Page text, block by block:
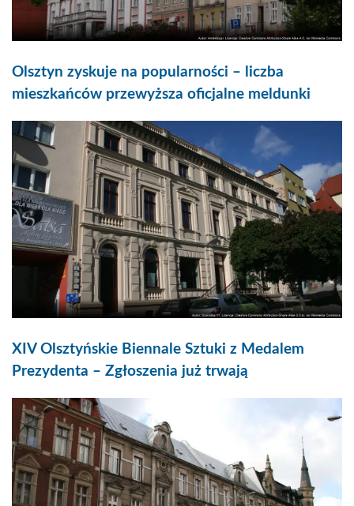
Olsztyn zyskuje na popularności – liczba
mieszkańców przewyższa oficjalne meldunki
XIV Olsztyńskie Biennale Sztuki z Medalem
Prezydenta – Zgłoszenia już trwają